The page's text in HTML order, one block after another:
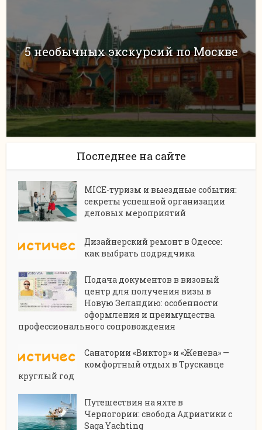
5 необычных экскурсий по Москве
Последнее на сайте
MICE-туризм и выездные события:
секреты успешной организации
деловых мероприятий
Дизайнерский ремонт в Одессе:
как выбрать подрядчика
Подача документов в визовый
центр для получения визы в
Новую Зеландию: особенности
оформления и преимущества
профессионального сопровождения
Санатории «Виктор» и «Женева» —
комфортный отдых в Трускавце
круглый год
Путешествия на яхте в
Черногории: свобода Адриатики с
Saga Yachting